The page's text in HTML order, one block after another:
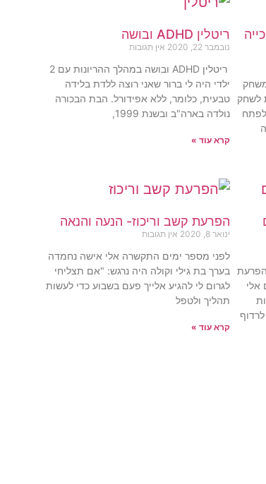
לשחק
ריטלין ADHD ובושה
נובמבר 22, 2020 אין תגובות
ריטלין ADHD ובושה במהלך ההריונות עם 2
ילדי היה לי ברור שאני רוצה ללדת בלידה
טבעית, כלומר, ללא אפידורל. הבת הבכורה
נולדה בארה"ב ובשנת 1999,
קרא עוד »
אלי
הפרעת קשב וריכוז- הנעה והנאה
ינואר 8, 2020 אין תגובות
לפני מספר ימים התקשרה אלי אישה נחמדה
בערך בת גילי וקולה היה נרגש: "אם תצליחי
לגרום לי להגיע אלייך פעם בשבוע כדי לעשות
תהליך ולטפל
קרא עוד »